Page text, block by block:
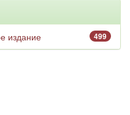
499
издание